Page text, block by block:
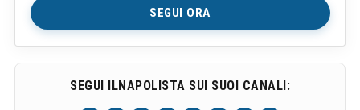
SEGUI ORA
SEGUI ILNAPOLISTA SUI SUOI CANALI: